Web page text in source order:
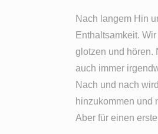
Nach langem Hin
Enthaltsamkeit.
glotzen und hören.
auch immer
Nach und nach
hinzukommen und
Aber für einen